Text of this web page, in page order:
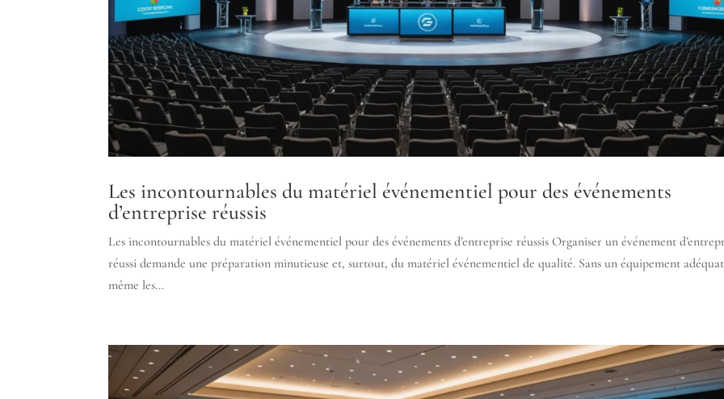
Les incontournables du matériel événementiel pour des événements
d’entreprise réussis
Les incontournables du matériel événementiel pour des événements d’entreprise réussis Organiser un événement
réussi demande une préparation minutieuse et, surtout, du matériel événementiel de qualité. Sans un équipement
même les...